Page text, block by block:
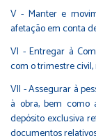
V - Manter e
afetação em conta
VI - Entregar à
com o trimestre
VII - Assegurar à
à obra, bem como
depósito exclusiva